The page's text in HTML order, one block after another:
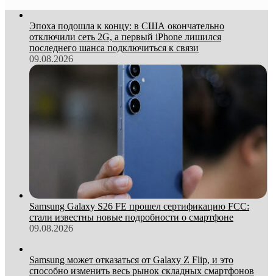
Эпоха подошла к концу: в США окончательно
отключили сеть 2G, а первый iPhone лишился
последнего шанса подключиться к связи
09.08.2026
Samsung Galaxy S26 FE прошел сертификацию FCC:
стали известны новые подробности о смартфоне
09.08.2026
Samsung может отказаться от Galaxy Z Flip, и это
способно изменить весь рынок складных смартфонов